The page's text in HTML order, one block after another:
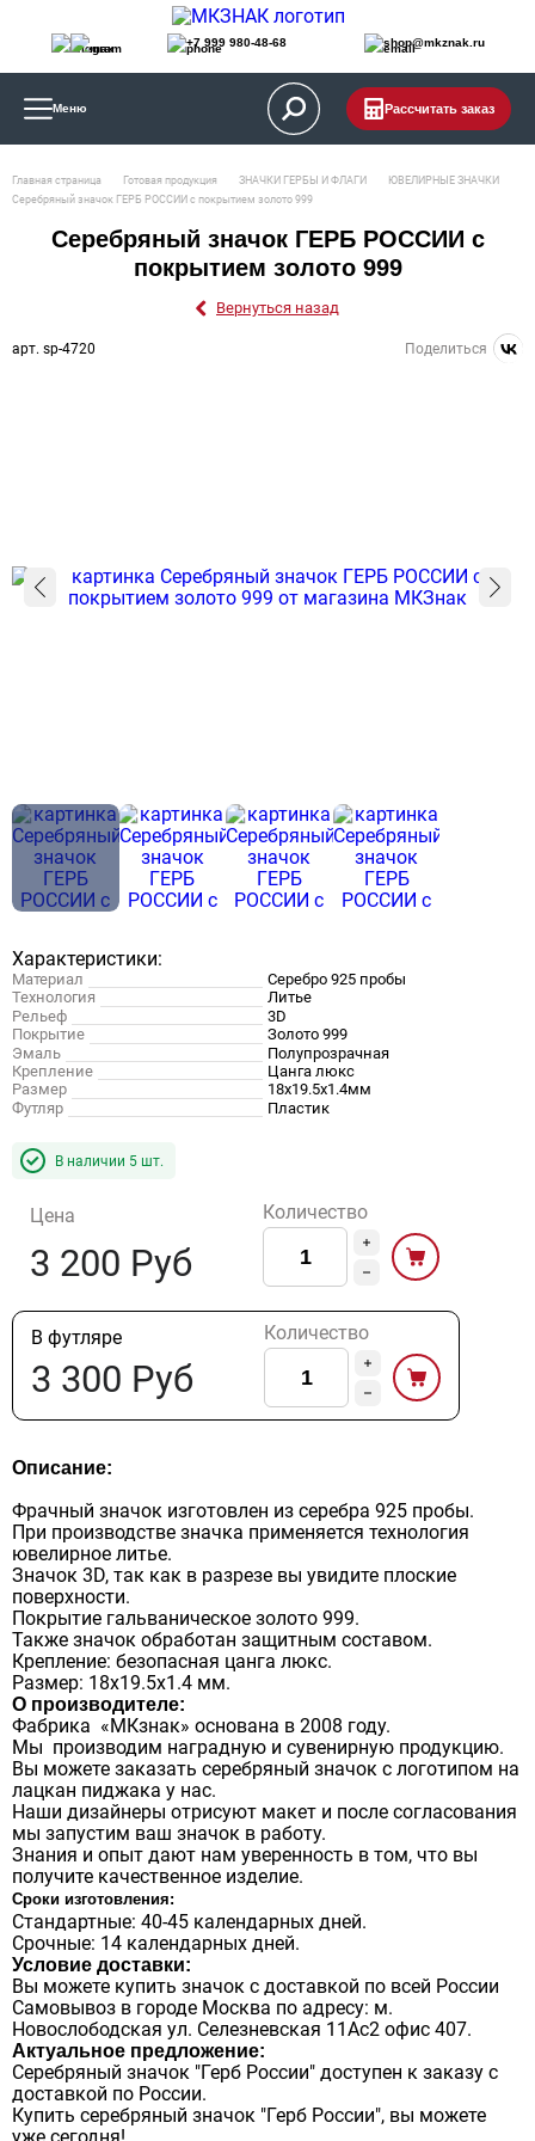
shop@mkznak.ru
+7 999 980-48-68
Меню Рассчитать заказ
Главная страница Готовая продукция ЗНАЧКИ ГЕРБЫ И ФЛАГИ
ЮВЕЛИРНЫЕ ЗНАЧКИ
Серебряный значок ГЕРБ РОССИИ с покрытием золото 999
Серебряный значок ГЕРБ РОССИИ с
покрытием золото 999
Вернуться назад
арт. sp-4720 Поделиться
Характеристики:
Материал
Серебро 925 пробы
Технология
Литье
Рельеф
3D
Покрытие
Золото 999
Эмаль
Полупрозрачная
Крепление
Цанга люкс
Размер
18х19.5х1.4мм
Футляр
Пластик
В наличии 5 шт.
Цена
3 200 Руб
Количество
В футляре
3 300 Руб
Количество
Описание:
Фрачный значок изготовлен из серебра 925 пробы.
При производстве значка применяется технология
ювелирное литье.
Значок 3D, так как в разрезе вы увидите плоские
поверхности.
Покрытие гальваническое золото 999.
Также значок обработан защитным составом.
Крепление: безопасная цанга люкс.
Размер: 18х19.5х1.4 мм.
О производителе:
Фабрика «МКзнак» основана в 2008 году.
Мы производим наградную и сувенирную продукцию.
Вы можете заказать серебряный значок с логотипом на
лацкан пиджака у нас.
Наши дизайнеры отрисуют макет и после согласования
мы запустим ваш значок в работу.
Знания и опыт дают нам уверенность в том, что вы
получите качественное изделие.
Сроки изготовления:
Стандартные: 40-45 календарных дней.
Срочные: 14 календарных дней.
Условие доставки:
Вы можете купить значок с доставкой по всей России
Самовывоз в городе Москва по адресу: м.
Новослободская ул. Селезневская 11Ас2 офис 407.
Актуальное предложение:
Серебряный значок "Герб России" доступен к заказу с
доставкой по России.
Купить серебряный значок "Герб России", вы можете